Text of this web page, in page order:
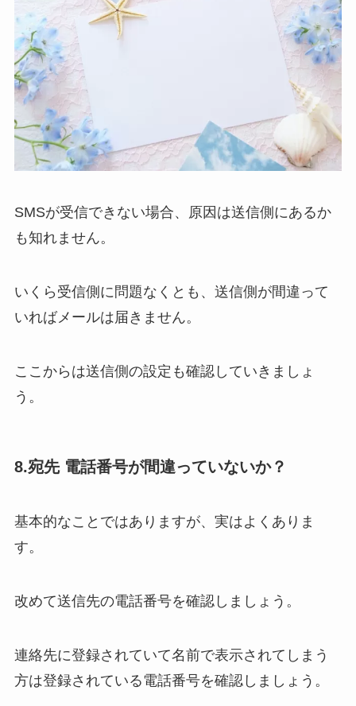
SMSが受信できない場合、原因は送信側にあるか
も知れません。
いくら受信側に問題なくとも、送信側が間違って
いればメールは届きません。
ここからは送信側の設定も確認していきましょ
う。
8.宛先 電話番号が間違っていないか？
基本的なことではありますが、実はよくありま
す。
改めて送信先の電話番号を確認しましょう。
連絡先に登録されていて名前で表示されてしまう
方は登録されている電話番号を確認しましょう。